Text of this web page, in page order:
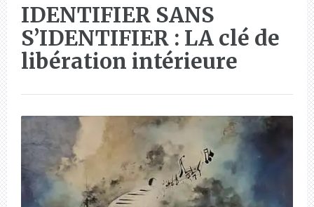
IDENTIFIER SANS
S’IDENTIFIER : LA clé de
libération intérieure